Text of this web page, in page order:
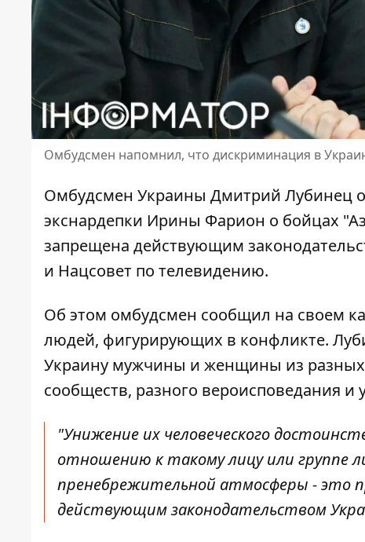
Омбудсмен напомнил, что дискриминация в
Омбудсмен Украины Дмитрий Лубинец
экснардепки Ирины Фарион о бойцах
запрещена действующим
и Нацсовет по телевидению.
Об этом омбудсмен сообщил на своем
людей, фигурирующих в конфликте.
Украину мужчины и женщины из
сообществ, разного вероисповедания и
"Унижение их человеческого
отношению к такому лицу или группе
пренебрежительной атмосферы - это
действующим законодательством